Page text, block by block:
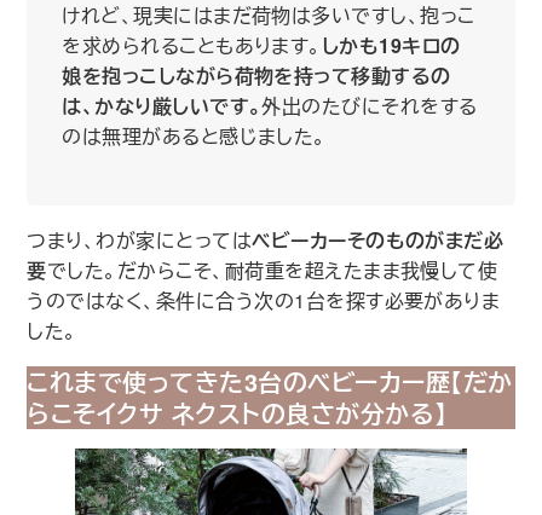
けれど、現実にはまだ荷物は多いですし、抱っこ
を求められることもあります。 しかも19キロの
娘を抱っこしながら荷物を持って移動するの
は、かなり厳しいです。外出のたびにそれをする
のは無理があると感じました。
つまり、わが家にとってはベビーカーそのものがまだ必
要でした。だからこそ、耐荷重を超えたまま我慢して使
うのではなく、条件に合う次の1台を探す必要がありま
した。
これまで使ってきた3台のベビーカー歴【だか
らこそイクサ ネクストの良さが分かる】